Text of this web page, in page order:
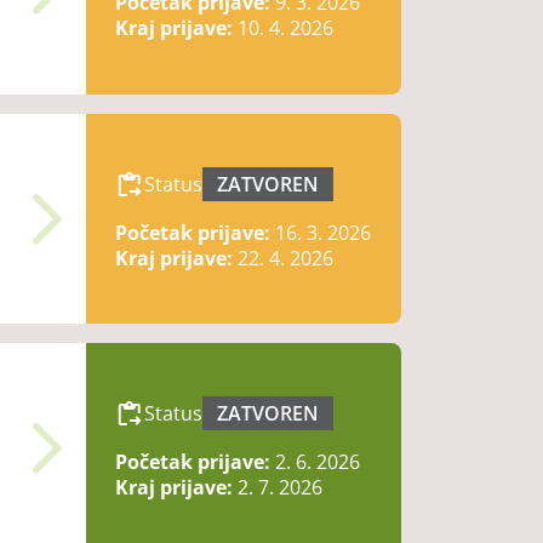
Kraj prijave: 10. 4. 2026
Status ZATVOREN
Početak prijave: 16. 3. 2026
Kraj prijave: 22. 4. 2026
Status ZATVOREN
Početak prijave: 2. 6. 2026
Kraj prijave: 2. 7. 2026